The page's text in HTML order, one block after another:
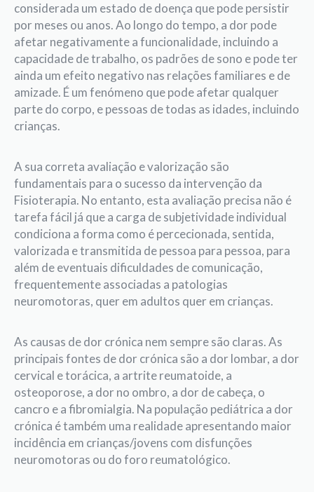
considerada um estado de doença que pode persistir
por meses ou anos. Ao longo do tempo, a dor pode
afetar negativamente a funcionalidade, incluindo a
capacidade de trabalho, os padrões de sono e pode ter
ainda um efeito negativo nas relações familiares e de
amizade. É um fenómeno que pode afetar qualquer
parte do corpo, e pessoas de todas as idades, incluindo
crianças.
A sua correta avaliação e valorização são
fundamentais para o sucesso da intervenção da
Fisioterapia. No entanto, esta avaliação precisa não é
tarefa fácil já que a carga de subjetividade individual
condiciona a forma como é percecionada, sentida,
valorizada e transmitida de pessoa para pessoa, para
além de eventuais dificuldades de comunicação,
frequentemente associadas a patologias
neuromotoras, quer em adultos quer em crianças.
As causas de dor crónica nem sempre são claras. As
principais fontes de dor crónica são a dor lombar, a dor
cervical e torácica, a artrite reumatoide, a
osteoporose, a dor no ombro, a dor de cabeça, o
cancro e a fibromialgia. Na população pediátrica a dor
crónica é também uma realidade apresentando maior
incidência em crianças/jovens com disfunções
neuromotoras ou do foro reumatológico.